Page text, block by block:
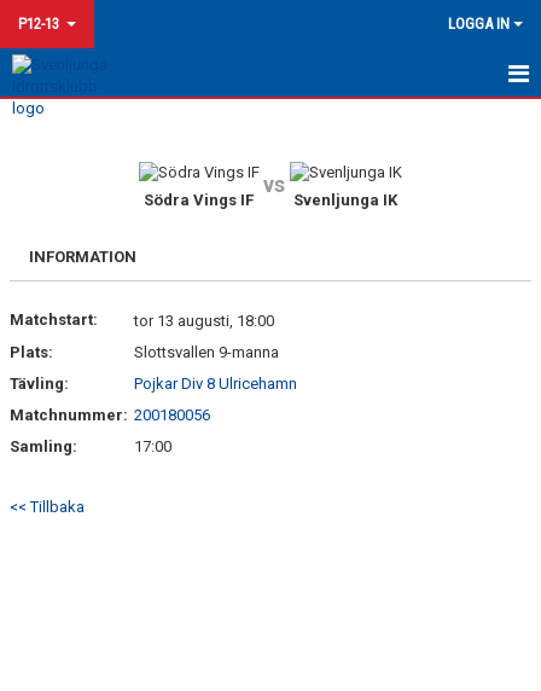
P12-13 LOGGA IN
HEM
TRUPPEN
Södra Vings IF
vs
Svenljunga IK
INFORMATION
Matchstart:
tor 13 augusti, 18:00
Plats:
Slottsvallen 9-manna
Tävling:
Pojkar Div 8 Ulricehamn
Matchnummer: 200180056
Samling:
17:00
<< Tillbaka